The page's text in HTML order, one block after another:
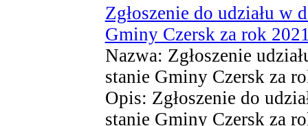
Zgłoszenie do udziału w
Gminy Czersk za rok
Nazwa: Zgłoszenie
stanie Gminy Czersk za
Opis: Zgłoszenie do
stanie Gminy Czersk za